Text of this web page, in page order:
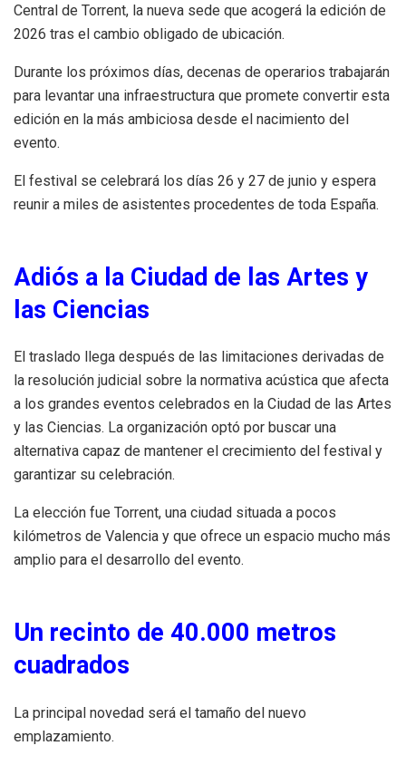
Central de Torrent, la nueva sede que acogerá la edición de
2026 tras el cambio obligado de ubicación.
Durante los próximos días, decenas de operarios trabajarán
para levantar una infraestructura que promete convertir esta
edición en la más ambiciosa desde el nacimiento del
evento.
El festival se celebrará los días 26 y 27 de junio y espera
reunir a miles de asistentes procedentes de toda España.
Adiós a la Ciudad de las Artes y
las Ciencias
El traslado llega después de las limitaciones derivadas de
la resolución judicial sobre la normativa acústica que afecta
a los grandes eventos celebrados en la Ciudad de las Artes
y las Ciencias. La organización optó por buscar una
alternativa capaz de mantener el crecimiento del festival y
garantizar su celebración.
La elección fue Torrent, una ciudad situada a pocos
kilómetros de Valencia y que ofrece un espacio mucho más
amplio para el desarrollo del evento.
Un recinto de 40.000 metros
cuadrados
La principal novedad será el tamaño del nuevo
emplazamiento.